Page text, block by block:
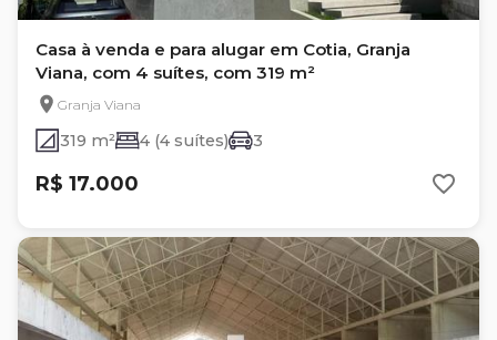
Casa à venda e para alugar em Cotia, Granja
Viana, com 4 suítes, com 319 m²
Granja Viana
319 m² 4 (4 suítes) 3
R$ 17.000